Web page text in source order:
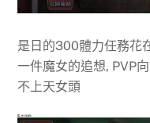
是日的300體力任務花
一件魔女的追想, PVP
不上天女頭